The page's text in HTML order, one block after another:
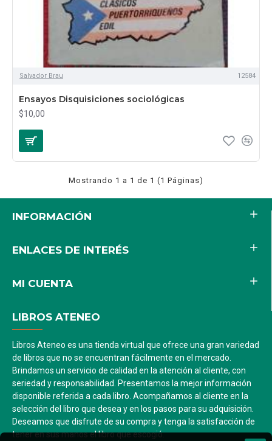
Salvador Brau 12584
Ensayos Disquisiciones sociológicas
$10,00
Mostrando 1 a 1 de 1 (1 Páginas)
INFORMACIÓN
ENLACES DE INTERÉS
MI CUENTA
LIBROS ATENEO
Libros Ateneo es una tienda virtual que ofrece una gran variedad
de libros que no se encuentran fácilmente en el mercado.
Brindamos un servicio de calidad en la atención al cliente, con
seriedad y responsabilidad. Presentamos la mejor información
disponible referida a cada libro. Acompañamos al cliente en la
selección del libro que desea y en los pasos para su adquisición.
Deseamos que disfrute de su compra y tenga la satisfacción de
tener en sus manos el libro que escogió.